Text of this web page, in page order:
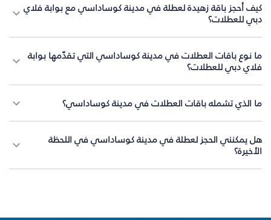
كيف أحجز باقة زهيدة لعطلة في مدينة كوساداسي مع بوابة فلاي
دبي للعطلات؟
ما نوع باقات العطلات في مدينة كوساداسي التي تقدّمها بوابة
فلاي دبي للعطلات؟
ما الذي تشمله باقات العطلات في مدينة كوساداسي؟
هل يمكنني الحجز لعطلة في مدينة كوساداسي في اللحظة
الأخيرة؟